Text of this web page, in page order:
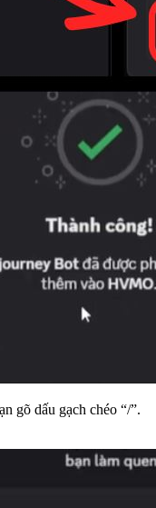
gõ dấu gạch chéo “/”.